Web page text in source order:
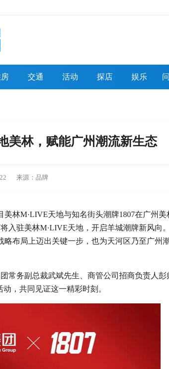
交通 活动 探店 娱乐
美林，赋能广州潮流新生态
品牌
林M·LIVE天地与知名街头潮牌1807在广州美
入驻美林M·LIVE天地，开启羊城潮牌新风向
布局上迈出关键一步，也为天河区乃至广州
常务副总裁武斌先生、商管公司招商负责人彭
，共同见证这一精彩时刻。